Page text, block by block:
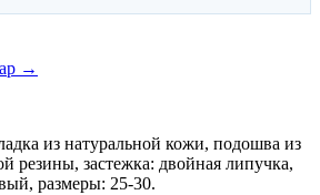
→
из натуральной кожи, подошва из
резины, застежка: двойная липучка,
размеры: 25-30.